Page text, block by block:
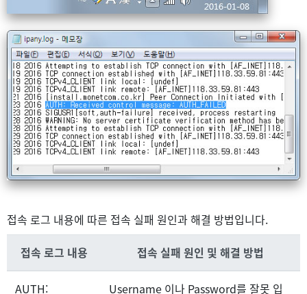
접속 로그 내용에 따른 접속 실패 원인과 해결 방법입니다.
접속 로그 내용 접속 실패 원인 및 해결 방법
AUTH:
Username 이나 Password를 잘못 입